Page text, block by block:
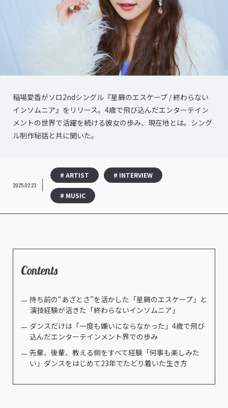
稲場愛香がソロ2ndシングル『星屑のエスケープ / 終わらない
インソムニア』をリリース。4歳で飛び込んだエンターテイン
メントの世界で活躍を続ける彼女の歩み、現在地とは。シング
ル制作秘話と共に聞いた。
2025.02.23
# ARTIST # INTERVIEW
# MUSIC
Contents
持ち前の“あざとさ”を活かした「星屑のエスケープ」と
演技経験が活きた「終わらないインソムニア」
ダンスだけは「一度も嫌いにならなかった」4歳で飛び
込んだエンターテインメント界での歩み
先輩、後輩、教える側をすべて経験「何事も楽しみた
い」ダンスをはじめて23年でたどり着いた生き方